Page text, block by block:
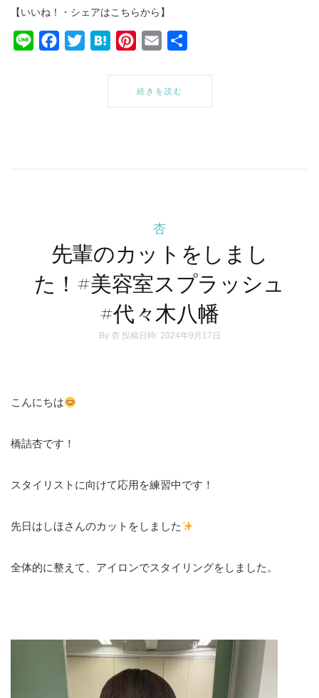
【いいね！・シェアはこちらから】
Line FacebookTwitterHatenaPinterest
Email
続きを読む
杏
先輩のカットをしまし
た！#美容室スプラッシュ
#代々木八幡
By 杏 投稿日時: 2024年9月17日
こんにちは
橋詰杏です！
スタイリストに向けて応用を練習中です！
先日はしほさんのカットをしました
全体的に整えて、アイロンでスタイリングをしました。